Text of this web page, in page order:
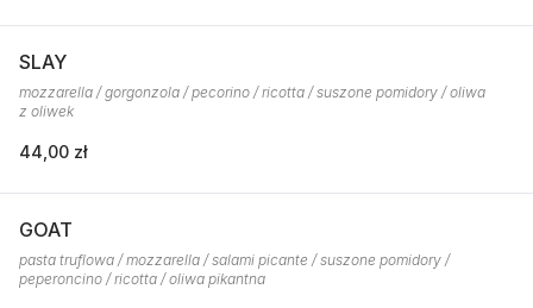
SLAY
mozzarella / gorgonzola / pecorino / ricotta / suszone pomidory / oliwa
z oliwek
44,00 zł
GOAT
pasta truflowa / mozzarella / salami picante / suszone pomidory /
peperoncino / ricotta / oliwa pikantna